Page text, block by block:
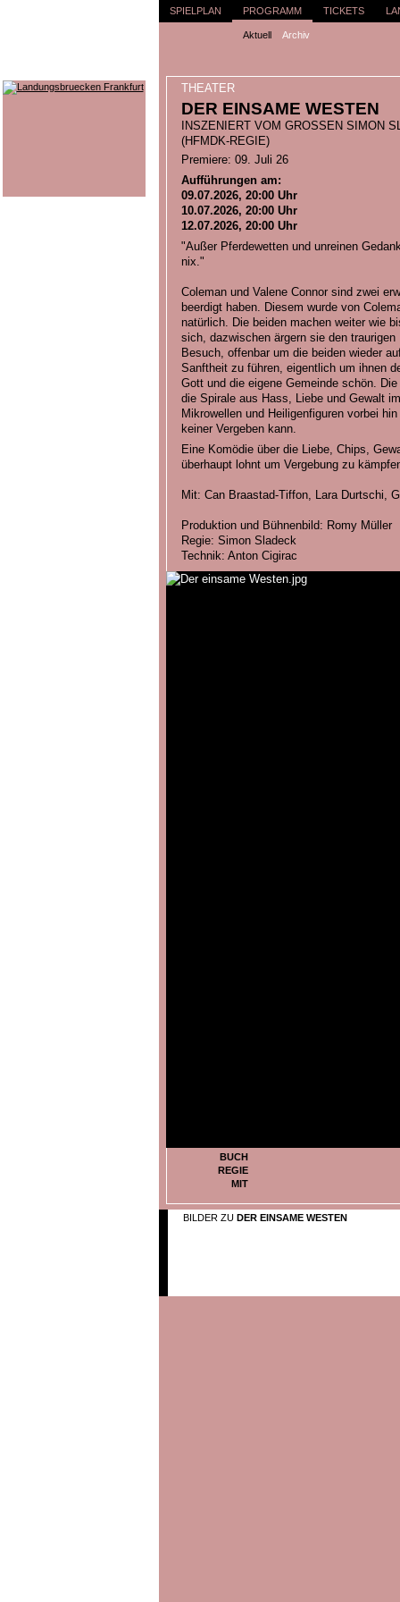
SPIELPLAN PROGRAMM
Aktuell Archiv
TICKETS
THEATER
DER EINSAME WESTEN
INSZENIERT VOM GROSSEN SIMON
HFMDK-REGIE)
Premiere: 09. Juli 26
Aufführungen am:
09.07.2026, 20:00 Uhr
10.07.2026, 20:00 Uhr
12.07.2026, 20:00 Uhr
"Außer Pferdewetten und unreinen
nix."
Coleman und Valene Connor sind zwei
beerdigt haben. Diesem wurde von
natürlich. Die beiden machen weiter wie
sich, dazwischen ärgern sie den
Besuch, offenbar um die beiden wieder
Sanftheit zu führen, eigentlich um ihnen
Gott und die eigene Gemeinde schön.
die Spirale aus Hass, Liebe und Gewalt
Mikrowellen und Heiligenfiguren vorbei
keiner Vergeben kann.
Eine Komödie über die Liebe, Chips,
überhaupt lohnt um Vergebung zu
Mit: Can Braastad-Tiffon, Lara Durtschi,
Produktion und Bühnenbild: Romy Müller
Regie: Simon Sladeck
Technik: Anton Cigirac
BUCH
REGIE
MIT
BILDER ZU DER EINSAME WESTEN